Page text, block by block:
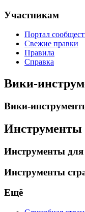
Участникам
Портал
Свежие правки
Правила
Справка
Вики-
Вики-
Инструменты
Инструменты для
Инструменты
Ещё